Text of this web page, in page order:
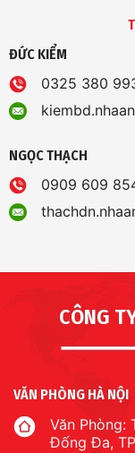
ĐỨC KIỂM
0325 380
NGỌC THẠCH
0909 609
CÔNG
VĂN PHÒNG HÀ NỘI
Văn Phòng:
Đống Đa,